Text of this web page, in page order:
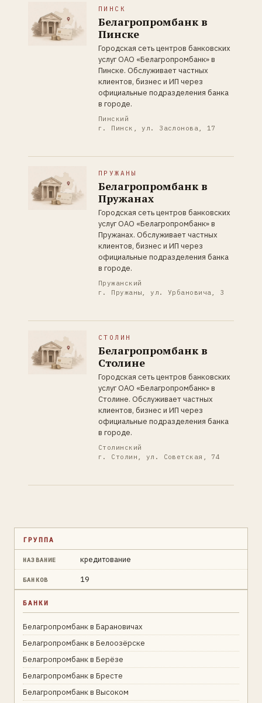
ПИНСК
Белагропромбанк в
Пинске
Городская сеть центров банковских
услуг ОАО «Белагропромбанк» в
Пинске. Обслуживает частных
клиентов, бизнес и ИП через
официальные подразделения банка
в городе.
Пинский
г. Пинск, ул. Заслонова, 17
ПРУЖАНЫ
Белагропромбанк в
Пружанах
Городская сеть центров банковских
услуг ОАО «Белагропромбанк» в
Пружанах. Обслуживает частных
клиентов, бизнес и ИП через
официальные подразделения банка
в городе.
Пружанский
г. Пружаны, ул. Урбановича, 3
СТОЛИН
Белагропромбанк в
Столине
Городская сеть центров банковских
услуг ОАО «Белагропромбанк» в
Столине. Обслуживает частных
клиентов, бизнес и ИП через
официальные подразделения банка
в городе.
Столинский
г. Столин, ул. Советская, 74
ГРУППА
НАЗВАНИЕ кредитование
БАНКОВ 19
БАНКИ
Белагропромбанк в Барановичах
Белагропромбанк в Белоозёрске
Белагропромбанк в Берёзе
Белагропромбанк в Бресте
Белагропромбанк в Высоком